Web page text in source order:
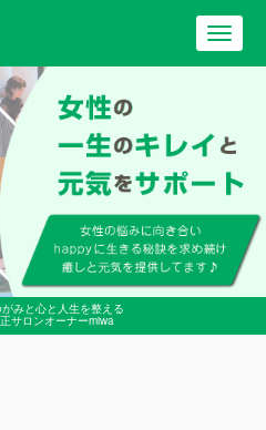
みと心と人生を整える
サロンオーナーmiwa